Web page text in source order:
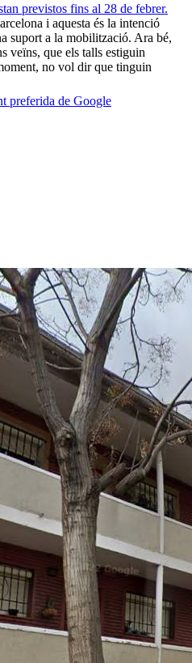
previstos fins al 28 de febrer.
i aquesta és la intenció
suport a la mobilització. Ara bé,
veïns, que els talls estiguin
no vol dir que tinguin
preferida de Google